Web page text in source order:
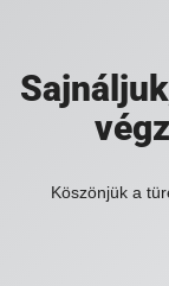
Köszönjük a